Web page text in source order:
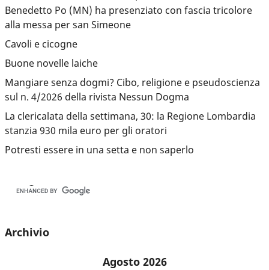
Benedetto Po (MN) ha presenziato con fascia tricolore
alla messa per san Simeone
Cavoli e cicogne
Buone novelle laiche
Mangiare senza dogmi? Cibo, religione e pseudoscienza
sul n. 4/2026 della rivista Nessun Dogma
La clericalata della settimana, 30: la Regione Lombardia
stanzia 930 mila euro per gli oratori
Potresti essere in una setta e non saperlo
Archivio
Agosto 2026